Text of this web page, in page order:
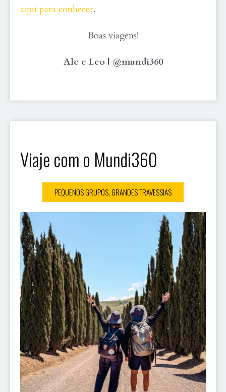
aqui para conhecer.
Boas viagens!
Ale e Leo | @mundi360
Viaje com o Mundi360
PEQUENOS GRUPOS, GRANDES TRAVESSIAS